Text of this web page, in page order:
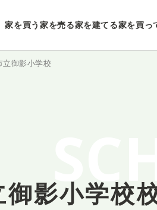
家を買う 家を売る家を建てる家を買っ
立御影小学校
影小学校